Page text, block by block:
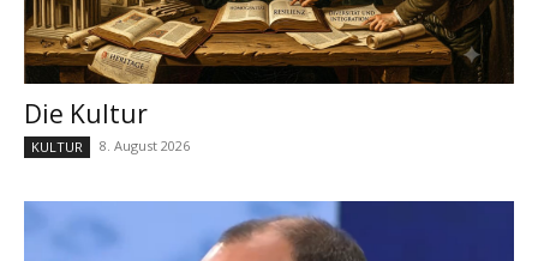
Die Kultur
KULTUR 8. August 2026